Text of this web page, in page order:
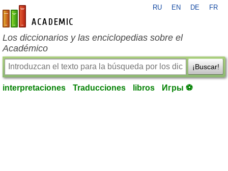
es-academic.com
RU EN DE FR
Los diccionarios y las enciclopedias sobre el
Académico
¡Buscar!
interpretaciones Traducciones libros Игры ⚽